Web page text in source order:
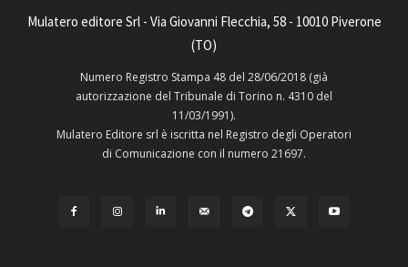
Mulatero editore Srl - Via Giovanni Flecchia, 58 - 10010 Piverone
(TO)
Numero Registro Stampa 48 del 28/06/2018 (già
autorizzazione del Tribunale di Torino n. 4310 del
11/03/1991).
Mulatero Editore srl è iscritta nel Registro degli Operatori
di Comunicazione con il numero 21697.